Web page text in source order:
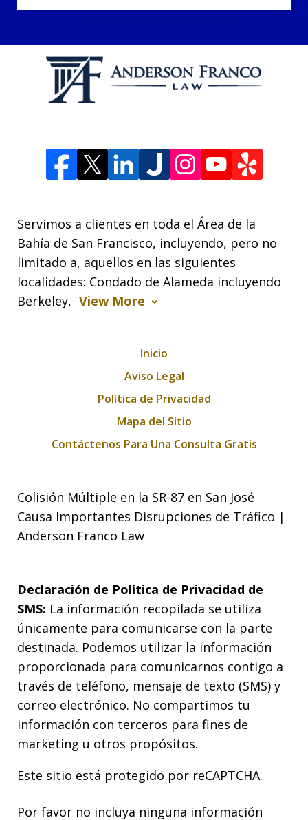
Servimos a clientes en toda el Área de la
Bahía de San Francisco, incluyendo, pero no
limitado a, aquellos en las siguientes
localidades: Condado de Alameda incluyendo
Berkeley, View More
Inicio
Aviso Legal
Política de Privacidad
Mapa del Sitio
Contáctenos Para Una Consulta Gratis
Colisión Múltiple en la SR-87 en San José
Causa Importantes Disrupciones de Tráfico |
Anderson Franco Law
Declaración de Política de Privacidad de
SMS: La información recopilada se utiliza
únicamente para comunicarse con la parte
destinada. Podemos utilizar la información
proporcionada para comunicarnos contigo a
través de teléfono, mensaje de texto (SMS) y
correo electrónico. No compartimos tu
información con terceros para fines de
marketing u otros propósitos.
Este sitio está protegido por reCAPTCHA.
Por favor no incluya ninguna información